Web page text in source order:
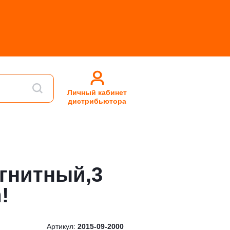
Личный кабинет
дистрибьютора
Артикул: 2015-09-2000